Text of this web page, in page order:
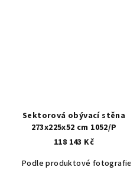
Sektorová obývací stěna
273x225x52 cm 1052/P
118 143 Kč
Podle produktové fotografie